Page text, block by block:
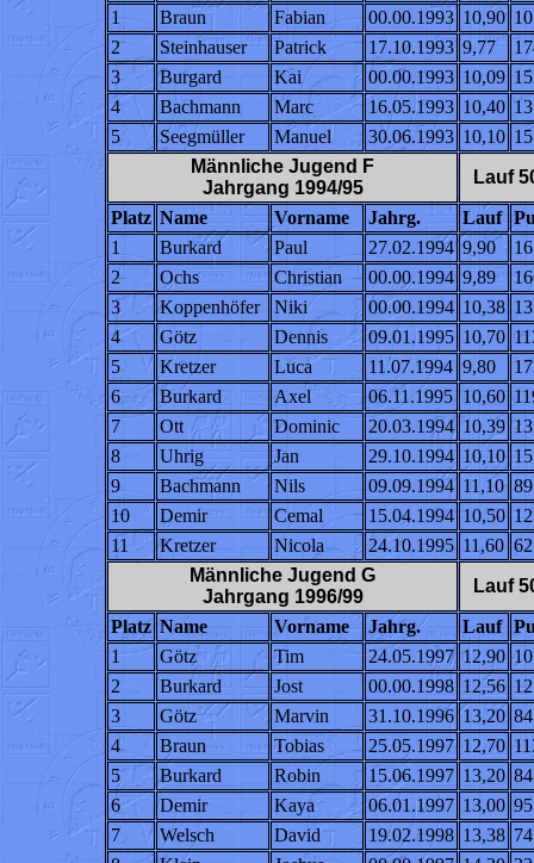
1
Braun Fabian 00.00.1993 10,90
2
Steinhauser Patrick 17.10.1993 9,77
3
Burgard Kai 00.00.1993 10,09
4
Bachmann Marc 16.05.1993 10,40
5
Seegmüller Manuel 30.06.1993 10,10
Männliche Jugend F
Jahrgang 1994/95
Lauf
Platz Name Vorname Jahrg. Lauf
1
Burkard Paul 27.02.1994 9,90
2
Ochs Christian 00.00.1994 9,89
3
Koppenhöfer Niki 00.00.1994 10,38
4
Götz Dennis 09.01.1995 10,70
5
Kretzer Luca 11.07.1994 9,80
6
Burkard Axel 06.11.1995 10,60
7
Ott Dominic 20.03.1994 10,39
8
Uhrig Jan 29.10.1994 10,10
9
Bachmann Nils 09.09.1994 11,10 89
10
Demir Cemal 15.04.1994 10,50
11
Kretzer Nicola 24.10.1995 11,60 62
Männliche Jugend G
Jahrgang 1996/99
Lauf
Platz Name Vorname Jahrg. Lauf
1
Götz Tim 24.05.1997 12,90
2
Burkard Jost 00.00.1998 12,56
3
Götz Marvin 31.10.1996 13,20 84
4
Braun Tobias 25.05.1997 12,70
5
Burkard Robin 15.06.1997 13,20 84
6
Demir Kaya 06.01.1997 13,00 95
7
Welsch David 19.02.1998 13,38 74